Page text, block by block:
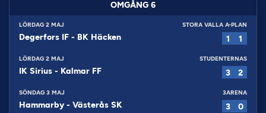
OMGÅNG 6
LÖRDAG 2 MAJ STORA VALLA A-PLAN
Degerfors IF - BK Häcken 1 1
LÖRDAG 2 MAJ STUDENTERNAS
IK Sirius - Kalmar FF 3 2
SÖNDAG 3 MAJ 3ARENA
Hammarby- Västerås SK 3 0